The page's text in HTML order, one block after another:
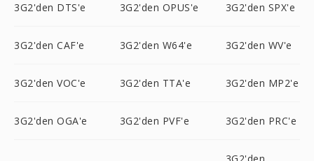
3G2'den DTS'e 3G2'den OPUS'e 3G2'den SPX'e
3G2'den CAF'e 3G2'den W64'e 3G2'den WV'e
3G2'den VOC'e 3G2'den TTA'e 3G2'den MP2'e
3G2'den OGA'e 3G2'den PVF'e 3G2'den PRC'e